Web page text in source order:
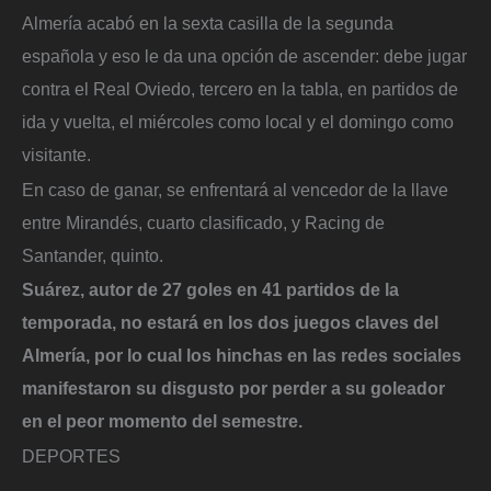
Almería acabó en la sexta casilla de la segunda
española y eso le da una opción de ascender: debe jugar
contra el Real Oviedo, tercero en la tabla, en partidos de
ida y vuelta, el miércoles como local y el domingo como
visitante.
En caso de ganar, se enfrentará al vencedor de la llave
entre Mirandés, cuarto clasificado, y Racing de
Santander, quinto.
Suárez, autor de 27 goles en 41 partidos de la
temporada, no estará en los dos juegos claves del
Almería, por lo cual los hinchas en las redes sociales
manifestaron su disgusto por perder a su goleador
en el peor momento del semestre.
DEPORTES